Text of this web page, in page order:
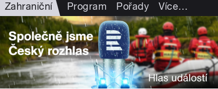
Zahraniční Program Pořady Více…